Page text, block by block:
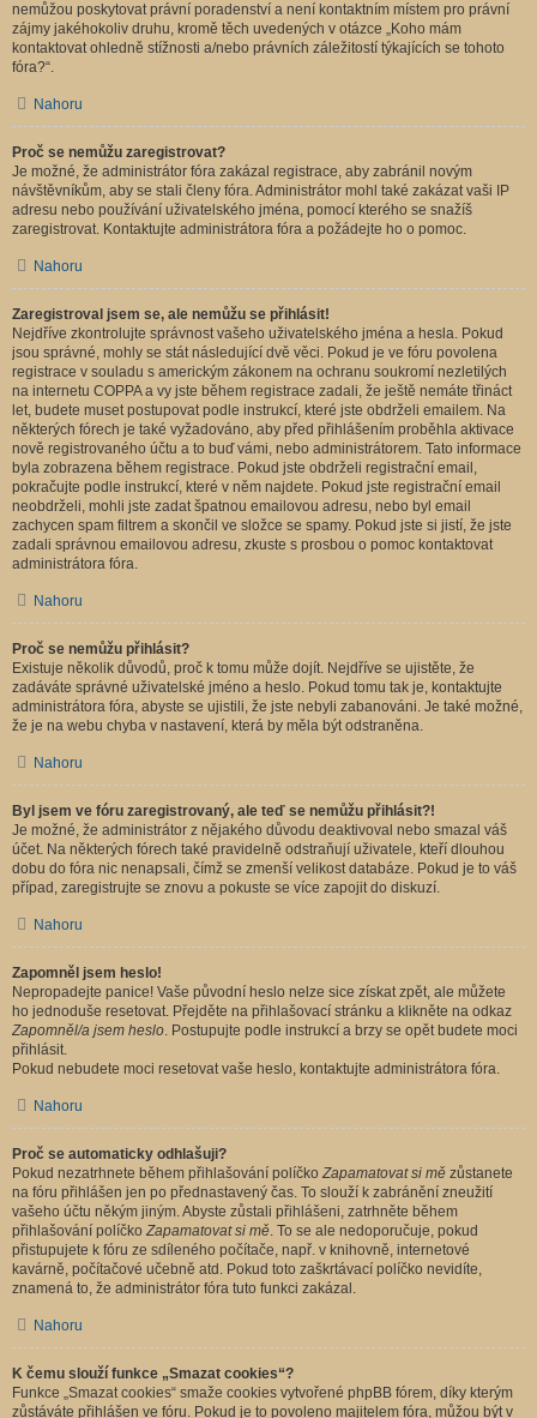
nemůžou poskytovat právní poradenství a není kontaktním místem pro právní
zájmy jakéhokoliv druhu, kromě těch uvedených v otázce „Koho mám
kontaktovat ohledně stížnosti a/nebo právních záležitostí týkajících se tohoto
fóra?“.
Nahoru
Proč se nemůžu zaregistrovat?
Je možné, že administrátor fóra zakázal registrace, aby zabránil novým
návštěvníkům, aby se stali členy fóra. Administrátor mohl také zakázat vaši IP
adresu nebo používání uživatelského jména, pomocí kterého se snažíš
zaregistrovat. Kontaktujte administrátora fóra a požádejte ho o pomoc.
Nahoru
Zaregistroval jsem se, ale nemůžu se přihlásit!
Nejdříve zkontrolujte správnost vašeho uživatelského jména a hesla. Pokud
jsou správné, mohly se stát následující dvě věci. Pokud je ve fóru povolena
registrace v souladu s americkým zákonem na ochranu soukromí nezletilých
na internetu COPPA a vy jste během registrace zadali, že ještě nemáte třináct
let, budete muset postupovat podle instrukcí, které jste obdrželi emailem. Na
některých fórech je také vyžadováno, aby před přihlášením proběhla aktivace
nově registrovaného účtu a to buď vámi, nebo administrátorem. Tato informace
byla zobrazena během registrace. Pokud jste obdrželi registrační email,
pokračujte podle instrukcí, které v něm najdete. Pokud jste registrační email
neobdrželi, mohli jste zadat špatnou emailovou adresu, nebo byl email
zachycen spam filtrem a skončil ve složce se spamy. Pokud jste si jistí, že jste
zadali správnou emailovou adresu, zkuste s prosbou o pomoc kontaktovat
administrátora fóra.
Nahoru
Proč se nemůžu přihlásit?
Existuje několik důvodů, proč k tomu může dojít. Nejdříve se ujistěte, že
zadáváte správné uživatelské jméno a heslo. Pokud tomu tak je, kontaktujte
administrátora fóra, abyste se ujistili, že jste nebyli zabanováni. Je také možné,
že je na webu chyba v nastavení, která by měla být odstraněna.
Nahoru
Byl jsem ve fóru zaregistrovaný, ale teď se nemůžu přihlásit?!
Je možné, že administrátor z nějakého důvodu deaktivoval nebo smazal váš
účet. Na některých fórech také pravidelně odstraňují uživatele, kteří dlouhou
dobu do fóra nic nenapsali, čímž se zmenší velikost databáze. Pokud je to váš
případ, zaregistrujte se znovu a pokuste se více zapojit do diskuzí.
Nahoru
Zapomněl jsem heslo!
Nepropadejte panice! Vaše původní heslo nelze sice získat zpět, ale můžete
ho jednoduše resetovat. Přejděte na přihlašovací stránku a klikněte na odkaz
Zapomněl/a jsem heslo. Postupujte podle instrukcí a brzy se opět budete moci
přihlásit.
Pokud nebudete moci resetovat vaše heslo, kontaktujte administrátora fóra.
Nahoru
Proč se automaticky odhlašuji?
Pokud nezatrhnete během přihlašování políčko Zapamatovat si mě zůstanete
na fóru přihlášen jen po přednastavený čas. To slouží k zabránění zneužití
vašeho účtu někým jiným. Abyste zůstali přihlášeni, zatrhněte během
přihlašování políčko Zapamatovat si mě. To se ale nedoporučuje, pokud
přistupujete k fóru ze sdíleného počítače, např. v knihovně, internetové
kavárně, počítačové učebně atd. Pokud toto zaškrtávací políčko nevidíte,
znamená to, že administrátor fóra tuto funkci zakázal.
Nahoru
K čemu slouží funkce „Smazat cookies“?
Funkce „Smazat cookies“ smaže cookies vytvořené phpBB fórem, díky kterým
zůstáváte přihlášen ve fóru. Pokud je to povoleno majitelem fóra, můžou být v